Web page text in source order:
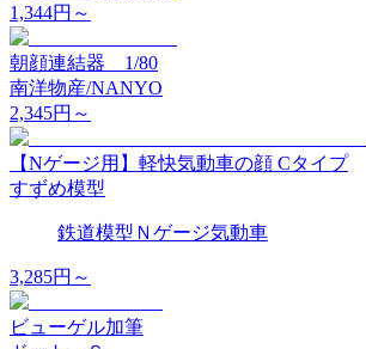
1,344円～
朝顔連結器 1/80
南洋物産/NANYO
2,345円～
【Nゲージ用】軽快気動車の顔 Cタイプ
すずめ模型
鉄道模型 Ｎゲージ気動車
3,285円～
ビューゲル加筆